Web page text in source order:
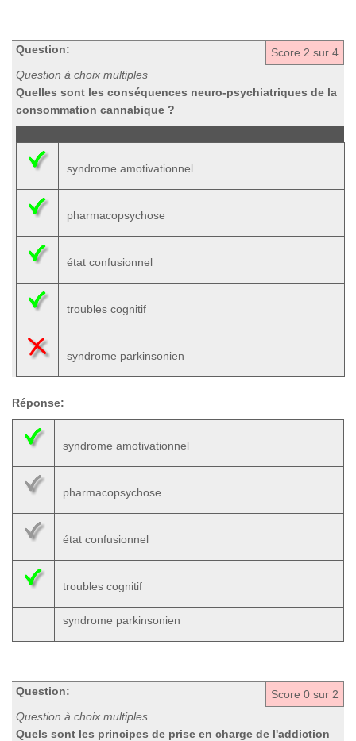
Score 2 sur 4
Question:
Question à choix multiples
Quelles sont les conséquences neuro-psychiatriques de la
consommation cannabique ?
syndrome amotivationnel
pharmacopsychose
état confusionnel
troubles cognitif
syndrome parkinsonien
Réponse:
syndrome amotivationnel
pharmacopsychose
état confusionnel
troubles cognitif
syndrome parkinsonien
Score 0 sur 2
Question:
Question à choix multiples
Quels sont les principes de prise en charge de l'addiction